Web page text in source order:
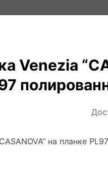
Venezia
на планке